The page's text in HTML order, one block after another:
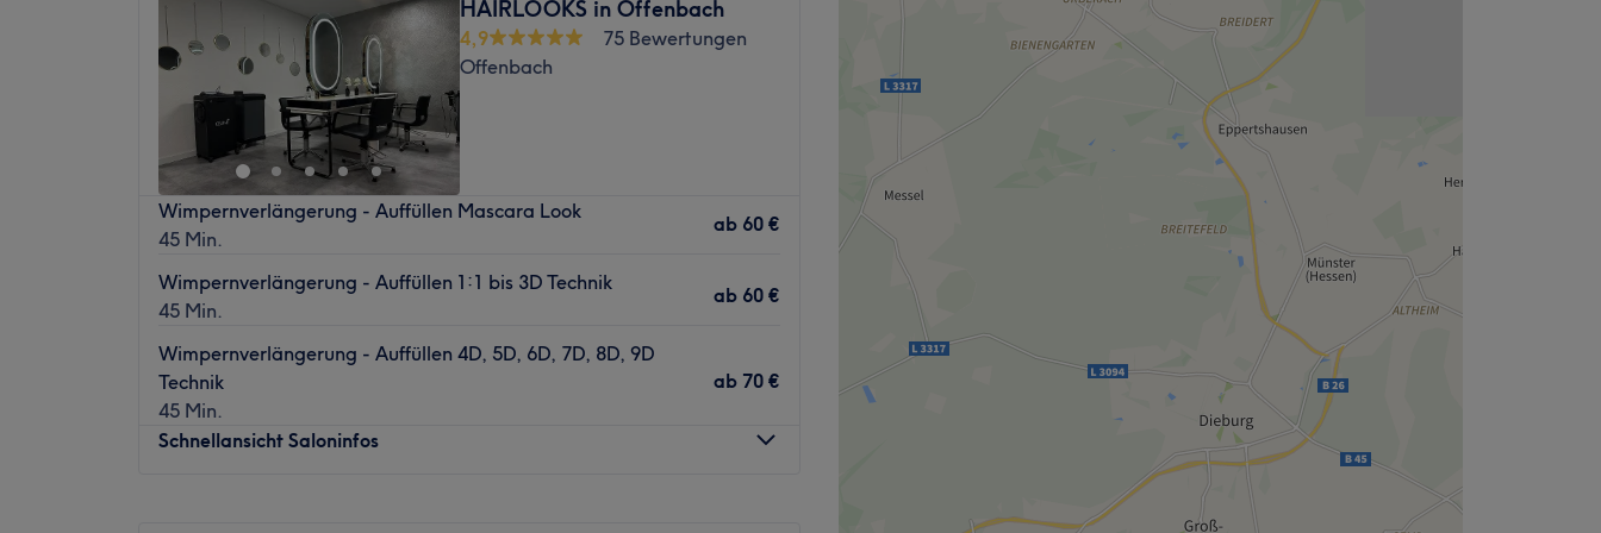
Was uns an dem Salon gefällt
Atmosphäre: Entspannt, locker, familiär
Expertise: Kosmetikbehandlungen, Nagel- & Fußpflege
Produkte und Produktmarken: Tierversuchsfreie Produkte
Extras: Kostenlose Parkplätze, barrierefrei, kinderfreundlich
09:30 –15:00
Donnerstag
Geschlossen
Freitag
Geschlossen
Samstag
09:30–
Sonntag
Geschlossen
HAIRLOOKS in Offenbach
4,9
75 Bewertungen
Offenbach
Wimpernverlängerung - Auffüllen Mascara Look
45 Min.
ab 60 €
Wimpernverlängerung - Auffüllen 1:1 bis 3D Technik
45 Min.
ab 60 €
Wimpernverlängerung - Auffüllen 4D, 5D, 6D, 7D, 8D, 9D
Technik
45 Min.
ab 70 €
Schnellansicht Saloninfos